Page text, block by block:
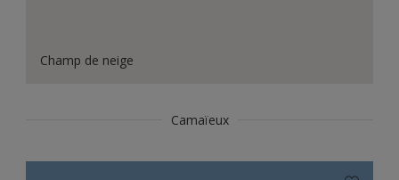
Champ de neige
Camaïeux